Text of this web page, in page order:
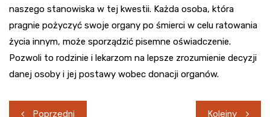
naszego stanowiska w tej kwestii. Każda osoba, która
pragnie pożyczyć swoje organy po śmierci w celu ratowania
życia innym, może sporządzić pisemne oświadczenie.
Pozwoli to rodzinie i lekarzom na lepsze zrozumienie decyzji
danej osoby i jej postawy wobec donacji organów.
Nawigacja
Poprzedni Kolejny